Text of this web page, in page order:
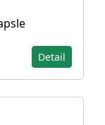
Detail